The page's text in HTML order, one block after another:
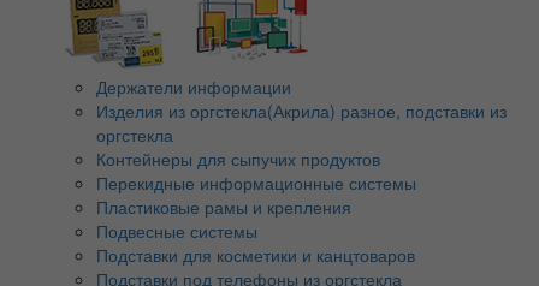
Держатели информации
Изделия из оргстекла(Акрила) разное, подставки из
оргстекла
Контейнеры для сыпучих продуктов
Перекидные информационные системы
Пластиковые рамы и крепления
Подвесные системы
Подставки для косметики и канцтоваров
Подставки под телефоны из оргстекла